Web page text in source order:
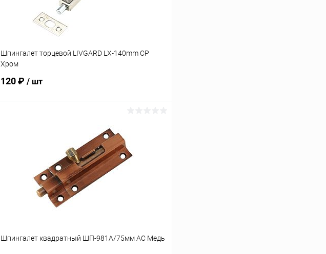
Шпингалет торцевой LIVGARD LX-140mm CP
Хром
120 ₽ / шт
Сравнение
В избранное В наличии
Шпингалет квадратный ШП-981A/75мм AC Медь